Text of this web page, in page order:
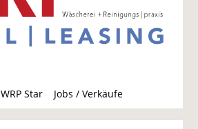
WRP Star Jobs / Verkäufe
u
c